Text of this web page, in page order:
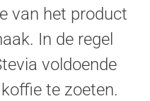
van het product
In de regel
voldoende
te zoeten.